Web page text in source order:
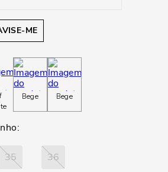
ME
Bege Bege
35 36